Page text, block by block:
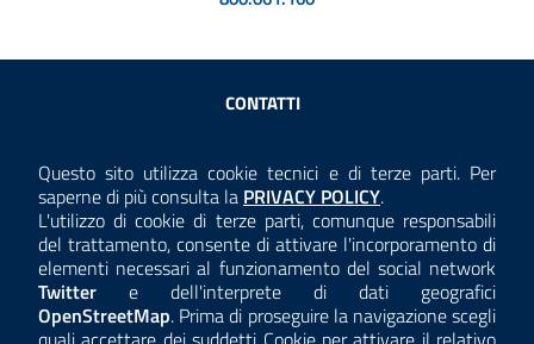
Questo sito utilizza cookie tecnici e di terze parti. Per
saperne di più consulta la Consulta la
PRIVACY POLICY.
L'utilizzo di cookie di terze parti, comunque responsabili
del trattamento, consente di attivare l'incorporamento di
elementi necessari al funzionamento del social network
Twitter e dell'interprete di dati geografici
OpenStreetMap. Prima di proseguire la navigazione scegli
Sezione Link Utili
CONTATTI
ANTICORRUZIONE
ACCESSIBILITÀ
COOKIE E PRIVACY